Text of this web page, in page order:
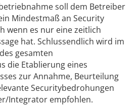
soll dem Betreiber
Mindestmaß an Security
wenn es nur eine zeitlich
hat. Schlussendlich wird im
gesamten
die Etablierung eines
zur Annahme, Beurteilung
Securitybedrohungen
Integrator empfohlen.